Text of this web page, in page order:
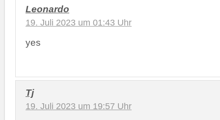
Leonardo
19. Juli 2023 um 01:43 Uhr
yes
Tj
19. Juli 2023 um 19:57 Uhr